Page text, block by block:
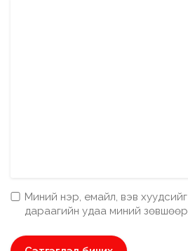
Миний нэр, емайл, вэв
дараагийн удаа миний